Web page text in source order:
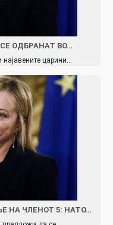
ОДБРАНАТ ВО…
најавените царини…
НА ЧЛЕНОТ 5: НАТО…